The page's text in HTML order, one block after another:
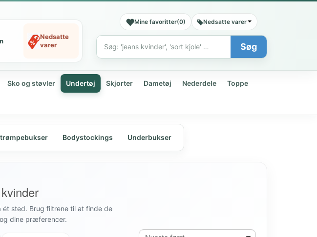
Nedsatte
varer
Mine favoritter(0) Nedsatte varer
Søg
Søg
Sko og støvler Undertøj Skjorter Dametøj Nederdele Toppe
Bodystockings Underbukser
sted. Brug filtrene til at finde de
dine præferencer.
Sortér